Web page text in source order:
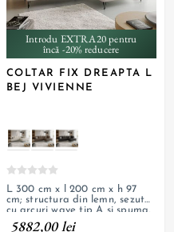
Introdu EXTRA20 pentru
încă -20% reducere
COLTAR FIX DREAPTA L
BEJ VIVIENNE
L 300 cm x l 200 cm x h 97
cm; structura din lemn, sezut
cu arcuri wave tip A si spuma,
tapiterie din textil boucle, tiv
5882,00 lei